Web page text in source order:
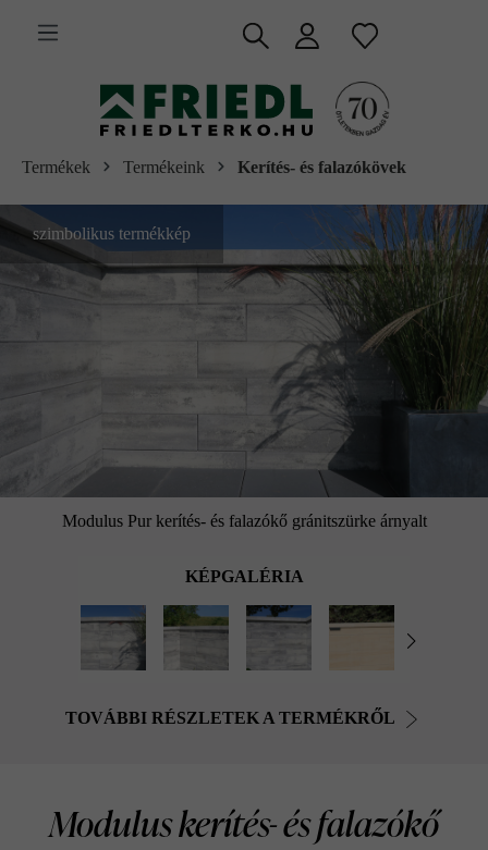
tartalomra
Termékek Termékeink Kerítés- és falazókövek
Modulus Pur kerítés- és falazókő gránitszürke árnyalt
szimbolikus termékkép
KÉPGALÉRIA
TOVÁBBI RÉSZLETEK A TERMÉKRŐL
Modulus kerítés- és falazókő